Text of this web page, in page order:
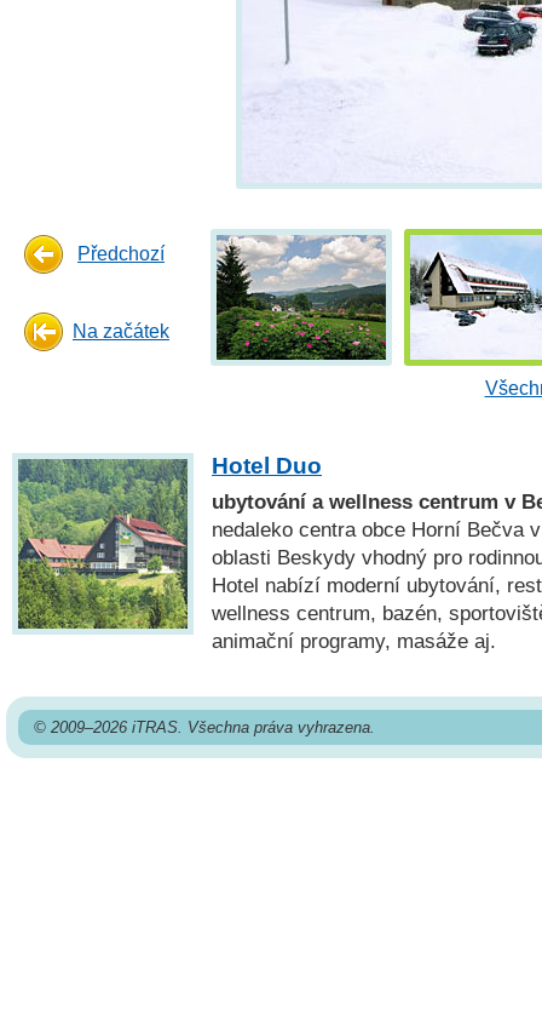
Předchozí
Na začátek
Hotel Duo
ubytování a wellness centrum v
nedaleko centra obce Horní Bečva
oblasti Beskydy vhodný pro
Hotel nabízí moderní ubytování,
wellness centrum, bazén,
animační programy, masáže aj.
© 2009–2026 iTRAS. Všechna práva vyhrazena.